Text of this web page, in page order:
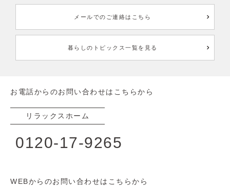
メールでのご連絡はこちら
暮らしのトピックス一覧を見る
お電話からのお問い合わせはこちらから
リラックスホーム
0120-17-9265
WEBからのお問い合わせはこちらから